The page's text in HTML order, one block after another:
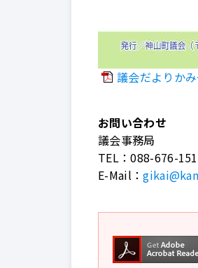
議会だよりか
お問い合わせ
議会事務局
TEL：088-676-
E-Mail：